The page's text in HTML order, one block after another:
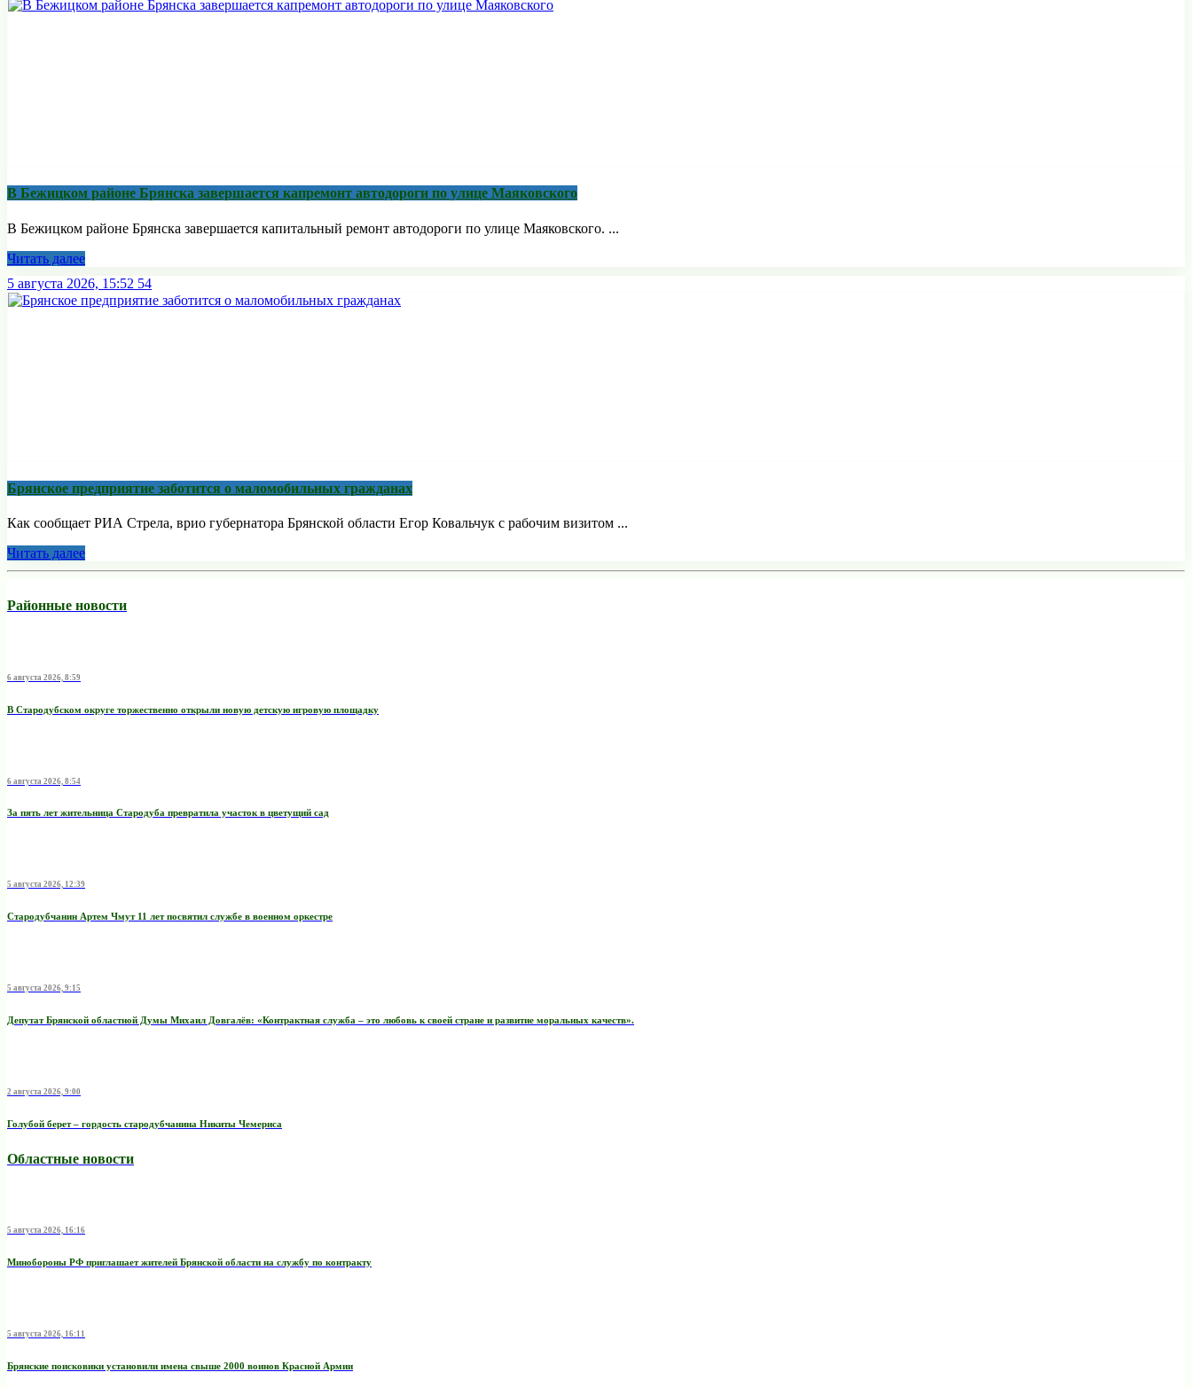
В Бежицком районе Брянска завершается капремонт автодороги по улице Маяковского
В Бежицком районе Брянска завершается капитальный ремонт автодороги по улице Маяковского. ...
Читать далее
5 августа 2026, 15:52 54
Брянское предприятие заботится о маломобильных гражданах
Как сообщает РИА Стрела, врио губернатора Брянской области Егор Ковальчук с рабочим визитом ...
Читать далее
Районные новости
6 августа 2026, 8:59
В Стародубском округе торжественно открыли новую детскую игровую площадку
6 августа 2026, 8:54
За пять лет жительница Стародуба превратила участок в цветущий сад
5 августа 2026, 12:39
Стародубчанин Артем Чмут 11 лет посвятил службе в военном оркестре
5 августа 2026, 9:15
Депутат Брянской областной Думы Михаил Довгалёв: «Контрактная служба – это любовь к своей стране и развитие моральных качеств».
2 августа 2026, 9:00
Голубой берет – гордость стародубчанина Никиты Чемериса
Областные новости
5 августа 2026, 16:16
Минобoроны РФ приглaшaет житeлeй Брянской области на службу по контракту
5 августа 2026, 16:11
Брянские поисковики установили имена свыше 2000 воинов Красной Армии